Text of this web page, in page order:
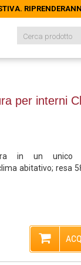
per interni
in un unico
abitativo; resa